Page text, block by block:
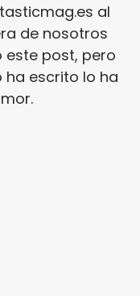
al
de nosotros
este post, pero
ha escrito lo ha